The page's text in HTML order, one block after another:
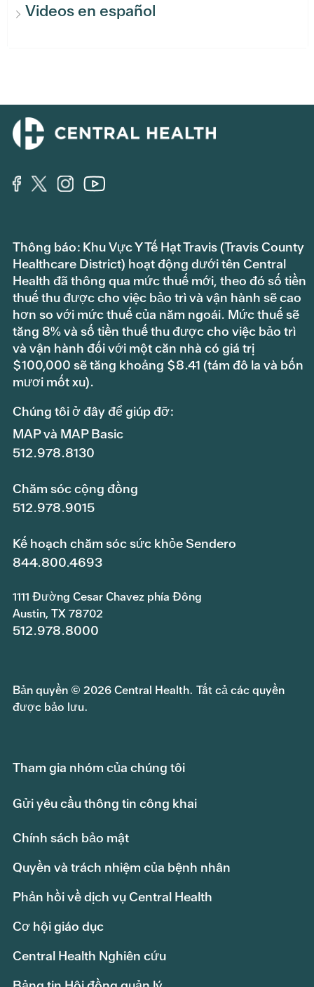
Videos en español
Thông báo: Khu Vực Y Tế Hạt Travis (Travis County
Healthcare District) hoạt động dưới tên Central
Health đã thông qua mức thuế mới, theo đó số tiền
thuế thu được cho việc bảo trì và vận hành sẽ cao
hơn so với mức thuế của năm ngoái. Mức thuế sẽ
tăng 8% và số tiền thuế thu được cho việc bảo trì
và vận hành đối với một căn nhà có giá trị
$100,000 sẽ tăng khoảng $8.41 (tám đô la và bốn
mươi mốt xu).
Chúng tôi ở đây để giúp đỡ:
MAP và MAP Basic
512.978.8130
Chăm sóc cộng đồng
512.978.9015
Kế hoạch chăm sóc sức khỏe Sendero
844.800.4693
1111 Đường Cesar Chavez phía Đông
Austin, TX 78702
512.978.8000
Bản quyền © 2026 Central Health. Tất cả các quyền
được bảo lưu.
Tham gia nhóm của chúng tôi
Gửi yêu cầu thông tin công khai
Chính sách bảo mật
Quyền và trách nhiệm của bệnh nhân
Phản hồi về dịch vụ Central Health
Cơ hội giáo dục
Central Health Nghiên cứu